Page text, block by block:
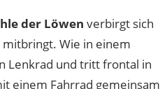
der Löwen verbirgt sich
mitbringt. Wie in einem
Lenkrad und tritt frontal in
einem Fahrrad gemeinsam